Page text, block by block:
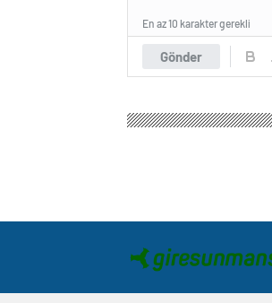
Gönder
En az 10 karakter gerekli